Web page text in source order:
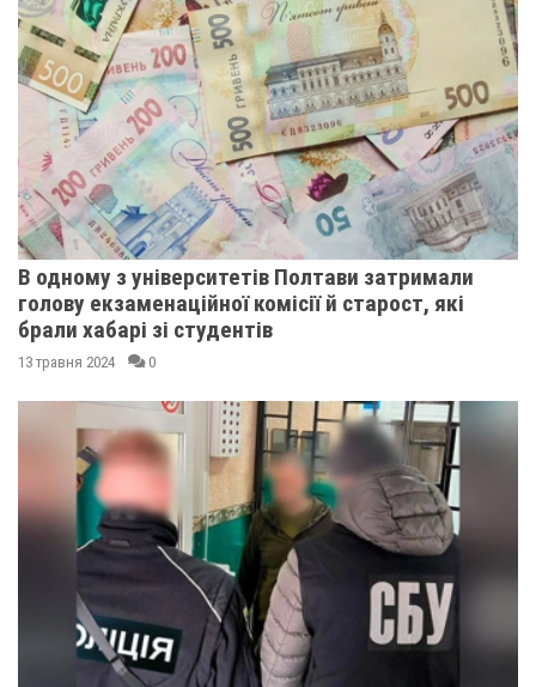
В одному з університетів Полтави затримали
голову екзаменаційної комісії й старост, які
брали хабарі зі студентів
13 травня 2024 0